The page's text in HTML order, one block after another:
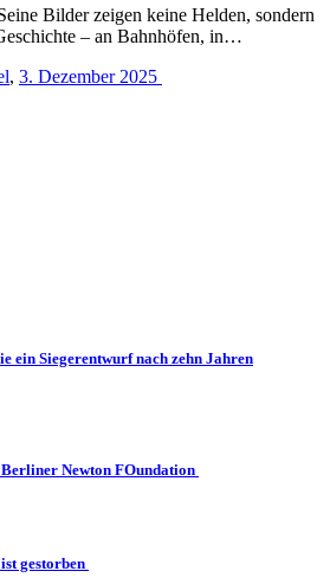
Bilder zeigen keine Helden, sondern
– an Bahnhöfen, in…
, 3. Dezember 2025
ein Siegerentwurf nach zehn Jahren
Newton FOundation
gestorben